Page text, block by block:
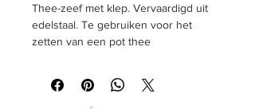
Thee-zeef met klep. Vervaardigd uit
edelstaal. Te gebruiken voor het
zetten van een pot thee
Ø 65 mm, l 175 mm.